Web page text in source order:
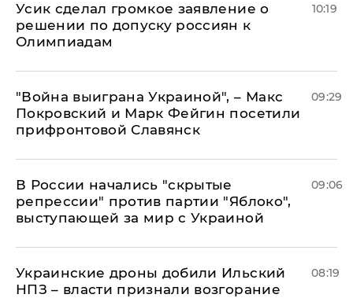
Усик сделал громкое заявление о
решении по допуску россиян к
Олимпиадам
10:19
"Война выиграна Украиной", – Макс
Покровский и Марк Фейгин посетили
прифронтовой Славянск
09:29
В России начались "скрытые
репрессии" против партии "Яблоко",
выступающей за мир с Украиной
09:06
Украинские дроны добили Ильский
НПЗ – власти признали возгорание
08:19